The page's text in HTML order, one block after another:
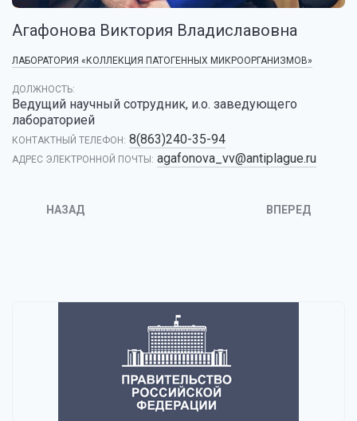
Агафонова Виктория Владиславовна
ЛАБОРАТОРИЯ «КОЛЛЕКЦИЯ ПАТОГЕННЫХ МИКРООРГАНИЗМОВ»
ДОЛЖНОСТЬ:
Ведущий научный сотрудник, и.о. заведующего
лабораторией
КОНТАКТНЫЙ ТЕЛЕФОН: 8(863)240-35-94
АДРЕС ЭЛЕКТРОННОЙ ПОЧТЫ: agafonova_vv@antiplague.ru
НАЗАД ВПЕРЕД